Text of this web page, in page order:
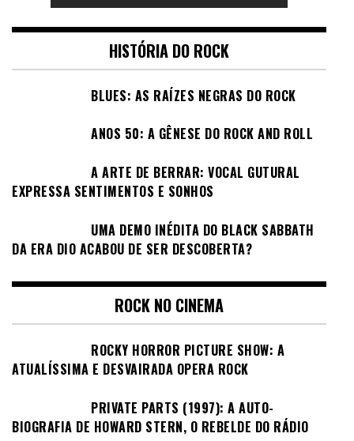
HISTÓRIA DO ROCK
BLUES: AS RAÍZES NEGRAS DO ROCK
ANOS 50: A GÊNESE DO ROCK AND ROLL
A ARTE DE BERRAR: VOCAL GUTURAL
EXPRESSA SENTIMENTOS E SONHOS
UMA DEMO INÉDITA DO BLACK SABBATH
DA ERA DIO ACABOU DE SER DESCOBERTA?
ROCK NO CINEMA
ROCKY HORROR PICTURE SHOW: A
ATUALÍSSIMA E DESVAIRADA OPERA ROCK
PRIVATE PARTS (1997): A AUTO-
BIOGRAFIA DE HOWARD STERN, O REBELDE DO RÁDIO